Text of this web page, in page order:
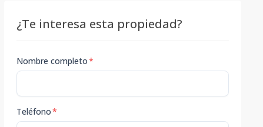
¿Te interesa esta propiedad?
Nombre completo*
Teléfono*